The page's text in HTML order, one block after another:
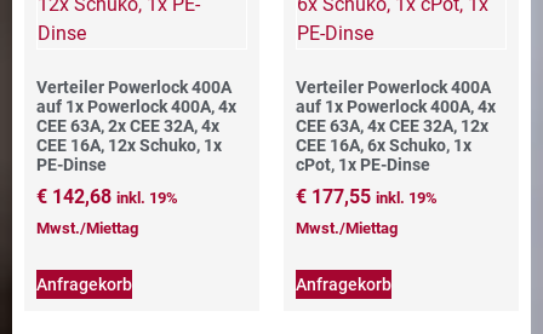
Verteiler Powerlock 400A
auf 1x Powerlock 400A, 4x
CEE 63A, 2x CEE 32A, 4x
CEE 16A, 12x Schuko, 1x
PE-Dinse
€ 142,68 inkl. 19%
Mwst./Miettag
Anfragekorb
Verteiler Powerlock 400A
auf 1x Powerlock 400A, 4x
CEE 63A, 4x CEE 32A, 12x
CEE 16A, 6x Schuko, 1x
cPot, 1x PE-Dinse
€ 177,55 inkl. 19%
Mwst./Miettag
Anfragekorb